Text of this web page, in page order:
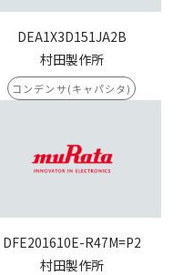
DEA1X3D151JA2B
村田製作所
コンデンサ(キャパシタ)
DFE201610E-R47M=P2
村田製作所